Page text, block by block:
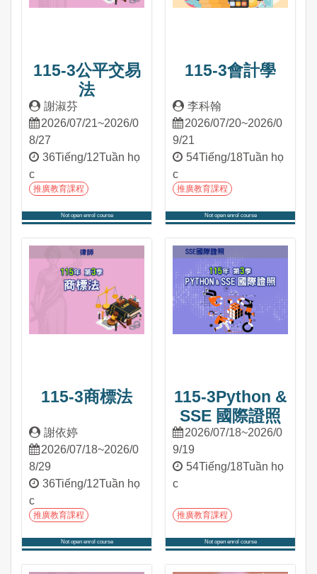
115-3公平交易
法
謝淑芬
2026/07/21~2026/0
8/27
36Tiếng/12Tuần họ
c
推廣教育課程
Not open enrol course
115-3會計學
李科翰
2026/07/20~2026/0
9/21
54Tiếng/18Tuần họ
c
推廣教育課程
Not open enrol course
115-3商標法
謝依婷
2026/07/18~2026/0
8/29
36Tiếng/12Tuần họ
c
推廣教育課程
Not open enrol course
115-3Python &
SSE 國際證照
2026/07/18~2026/0
9/19
54Tiếng/18Tuần họ
c
推廣教育課程
Not open enrol course